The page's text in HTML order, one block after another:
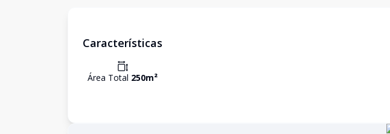
Características
Área Total 250m²